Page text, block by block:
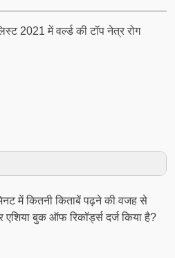
2021 में वर्ल्ड की टॉप नेत्र रोग
में कितनी किताबें पढ़ने की वजह से
बुक ऑफ रिकॉर्ड्स दर्ज किया है?